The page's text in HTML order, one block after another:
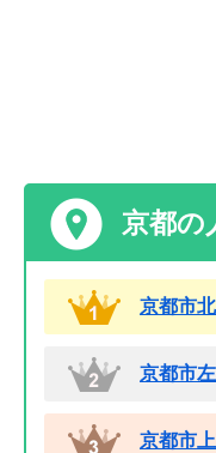
京都の
京都市
京都市
京都市